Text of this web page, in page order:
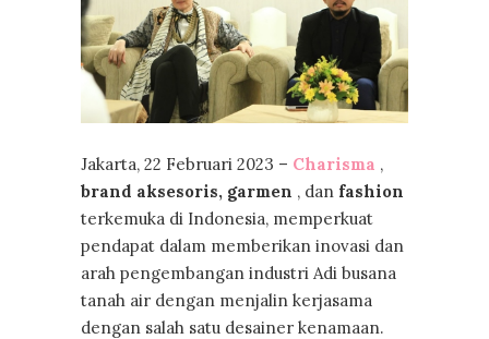
Jakarta, 22 Februari 2023 – Charisma ,
brand aksesoris, garmen , dan fashion
terkemuka di Indonesia, memperkuat
pendapat dalam memberikan inovasi dan
arah pengembangan industri Adi busana
tanah air dengan menjalin kerjasama
dengan salah satu desainer kenamaan.